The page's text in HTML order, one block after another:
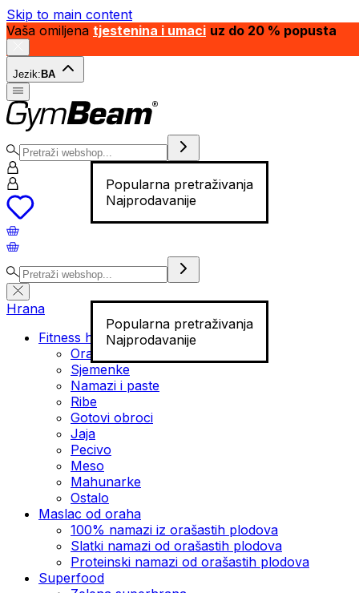
Skip to main content
Vaša omiljena tjestenina i umaci uz do 20 % popusta
Jezik: BA
Popularna pretraživanja
Najprodavanije
Popularna pretraživanja
Najprodavanije
Hrana
Fitness hrana
Orašasti plodovi
Sjemenke
Namazi i paste
Ribe
Gotovi obroci
Jaja
Pecivo
Meso
Mahunarke
Ostalo
Maslac od oraha
100% namazi iz orašastih plodova
Slatki namazi od orašastih plodova
Proteinski namazi od orašastih plodova
Superfood